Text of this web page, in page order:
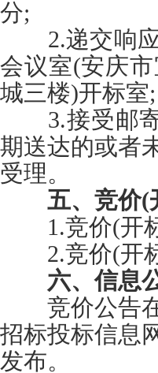
分;
2.递交响应
会议室(安庆
城三楼)开标室;
3.接受邮寄
期送达的或者
受理。
五、竞价(
1.竞价(开标
2.竞价(开标
六、信息
竞价公告在
招标投标信息
发布。